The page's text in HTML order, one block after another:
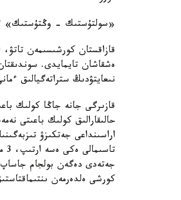
«سولتۇستىك - وڭتۇستىك»
قازاقستان كورشىسىمەن
ەشقاشان تايمايدى.
نىعايتۋدىڭ ستراتەگيالىق
قازىرگى جانە جاڭا كولىك
حالىقارالىق كولىك باعىتى
اراسىنداعى جەتكىزۋ
جەتەدى دەگەن بولجام
كورشى ەلدەرمەن